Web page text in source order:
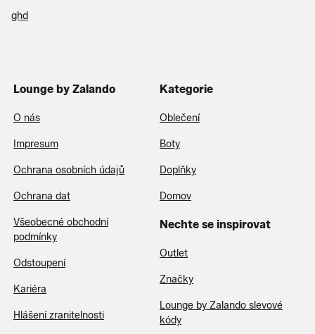
ghd
Lounge by Zalando
O nás
Impresum
Ochrana osobních údajů
Ochrana dat
Všeobecné obchodní
podmínky
Odstoupení
Kariéra
Hlášení zranitelnosti
Kategorie
Oblečení
Boty
Doplňky
Domov
Nechte se inspirovat
Outlet
Značky
Lounge by Zalando slevové
kódy